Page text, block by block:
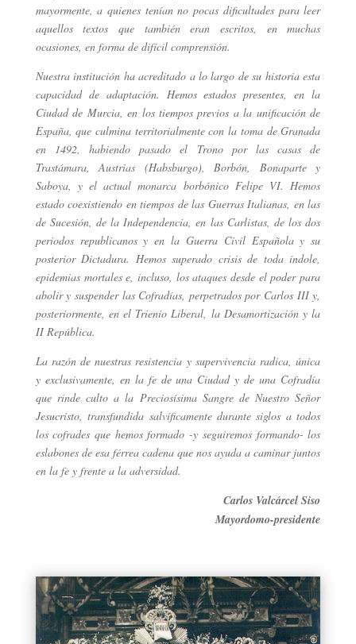
mayormente, a quienes tenían no pocas dificultades para leer
aquellos textos que también eran escritos, en muchas
ocasiones, en forma de difícil comprensión.
Nuestra institución ha acreditado a lo largo de su historia esta
capacidad de adaptación. Hemos estados presentes, en la
Ciudad de Murcia, en los tiempos previos a la unificación de
España, que culmina territorialmente con la toma de Granada
en 1492, habiendo pasado el Trono por las casas de
Trastámara, Austrias (Habsburgo), Borbón, Bonaparte y
Saboya, y el actual monarca borbónico Felipe VI. Hemos
estado coexistiendo en tiempos de las Guerras Italianas, en las
de Sucesión, de la Independencia, en las Carlistas, de los dos
periodos republicanos y en la Guerra Civil Española y su
posterior Dictadura. Hemos superado crisis de toda índole,
epidemias mortales e, incluso, los ataques desde el poder para
abolir y suspender las Cofradías, perpetrados por Carlos III y,
posteriormente, en el Trienio Liberal, la Desamortización y la
II República.
La razón de nuestras resistencia y supervivencia radica, única
y exclusivamente, en la fe de una Ciudad y de una Cofradía
que rinde culto a la Preciosísima Sangre de Nuestro Señor
Jesucristo, transfundida salvíficamente durante siglos a todos
los cofrades que hemos formado -y seguiremos formando- los
eslabones de esa férrea cadena que nos ayuda a caminar juntos
en la fe y frente a la adversidad.
Carlos Valcárcel Siso
Mayordomo-presidente